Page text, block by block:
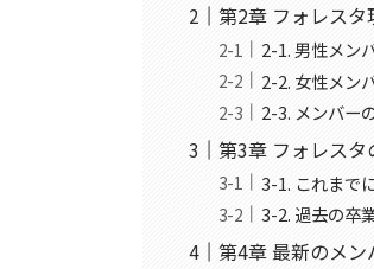
第2章 フォレス
2-1. 男性メン
2-2. 女性メン
2-3. メンバー
第3章 フォレスタ
3-1. これまで
3-2. 過去の卒
第4章 最新のメ